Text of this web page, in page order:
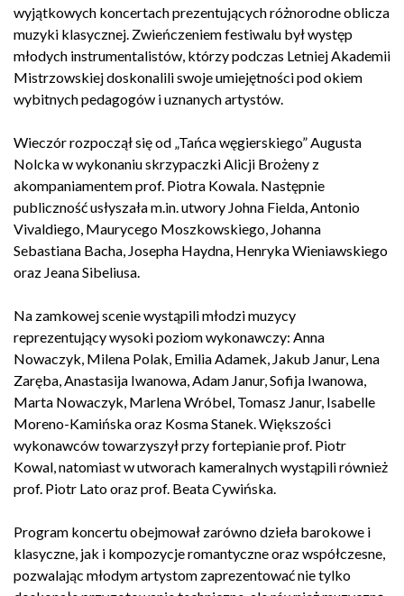
wyjątkowych koncertach prezentujących różnorodne oblicza
muzyki klasycznej. Zwieńczeniem festiwalu był występ
młodych instrumentalistów, którzy podczas Letniej Akademii
Mistrzowskiej doskonalili swoje umiejętności pod okiem
wybitnych pedagogów i uznanych artystów.
Wieczór rozpoczął się od „Tańca węgierskiego” Augusta
Nolcka w wykonaniu skrzypaczki Alicji Brożeny z
akompaniamentem prof. Piotra Kowala. Następnie
publiczność usłyszała m.in. utwory Johna Fielda, Antonio
Vivaldiego, Maurycego Moszkowskiego, Johanna
Sebastiana Bacha, Josepha Haydna, Henryka Wieniawskiego
oraz Jeana Sibeliusa.
Na zamkowej scenie wystąpili młodzi muzycy
reprezentujący wysoki poziom wykonawczy: Anna
Nowaczyk, Milena Polak, Emilia Adamek, Jakub Janur, Lena
Zaręba, Anastasija Iwanowa, Adam Janur, Sofija Iwanowa,
Marta Nowaczyk, Marlena Wróbel, Tomasz Janur, Isabelle
Moreno-Kamińska oraz Kosma Stanek. Większości
wykonawców towarzyszył przy fortepianie prof. Piotr
Kowal, natomiast w utworach kameralnych wystąpili również
prof. Piotr Lato oraz prof. Beata Cywińska.
Program koncertu obejmował zarówno dzieła barokowe i
klasyczne, jak i kompozycje romantyczne oraz współczesne,
pozwalając młodym artystom zaprezentować nie tylko